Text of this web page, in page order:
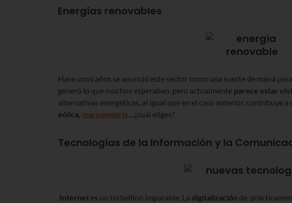
Energías renovables
Hace unos años se anunció este sector como una suerte de maná
generó lo que muchos esperaban, pero actualmente parece estar
alternativas energéticas, al igual que en el caso anterior, contribuye
eólica, mareomotriz…¿cuál eliges?
Tecnologías de la Información y la
Internet es un torbellino imparable. La digitalización de